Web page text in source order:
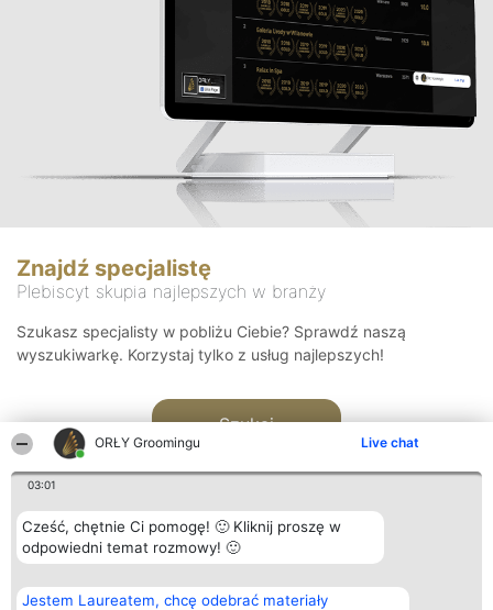
ORŁY Groomingu Live chat
03:01
Cześć, chętnie Ci pomogę! 🙂 Kliknij proszę w
odpowiedni temat rozmowy! 🙂
Jestem Laureatem, chcę odebrać materiały
Znajdź specjalistę
Plebiscyt skupia najlepszych w branży
Szukasz specjalisty w pobliżu Ciebie? Sprawdź naszą
wyszukiwarkę. Korzystaj tylko z usług najlepszych!
Szukaj
Organizator plebiscytu
Bright Side Solutions sp. z o.
Plebiscyt
Laureaci
Kontakt
Kontakt